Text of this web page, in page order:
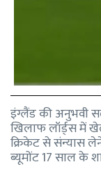
इंग्लैंड की अनुभवी
खिलाफ लॉर्ड्स में
क्रिकेट से संन्यास
ब्यूमोंट 17 साल के